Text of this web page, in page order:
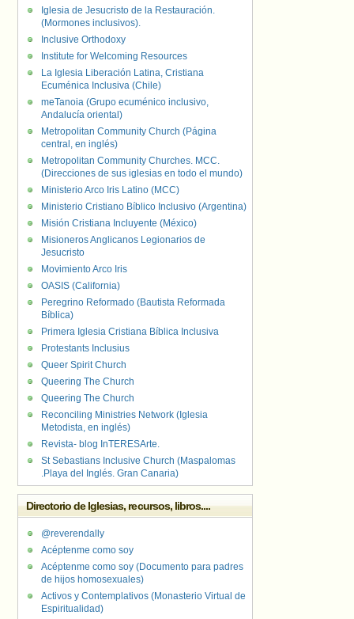
Iglesia de Jesucristo de la Restauración.
(Mormones inclusivos).
Inclusive Orthodoxy
Institute for Welcoming Resources
La Iglesia Liberación Latina, Cristiana
Ecuménica Inclusiva (Chile)
meTanoia (Grupo ecuménico inclusivo,
Andalucía oriental)
Metropolitan Community Church (Página
central, en inglés)
Metropolitan Community Churches. MCC.
(Direcciones de sus iglesias en todo el mundo)
Ministerio Arco Iris Latino (MCC)
Ministerio Cristiano Bíblico Inclusivo (Argentina)
Misión Cristiana Incluyente (México)
Misioneros Anglicanos Legionarios de
Jesucristo
Movimiento Arco Iris
OASIS (California)
Peregrino Reformado (Bautista Reformada
Bíblica)
Primera Iglesia Cristiana Bíblica Inclusiva
Protestants Inclusius
Queer Spirit Church
Queering The Church
Queering The Church
Reconciling Ministries Network (Iglesia
Metodista, en inglés)
Revista- blog InTERESArte.
St Sebastians Inclusive Church (Maspalomas
.Playa del Inglés. Gran Canaria)
Directorio de Iglesias, recursos, libros....
@reverendally
Acéptenme como soy
Acéptenme como soy (Documento para padres
de hijos homosexuales)
Activos y Contemplativos (Monasterio Virtual de
Espiritualidad)